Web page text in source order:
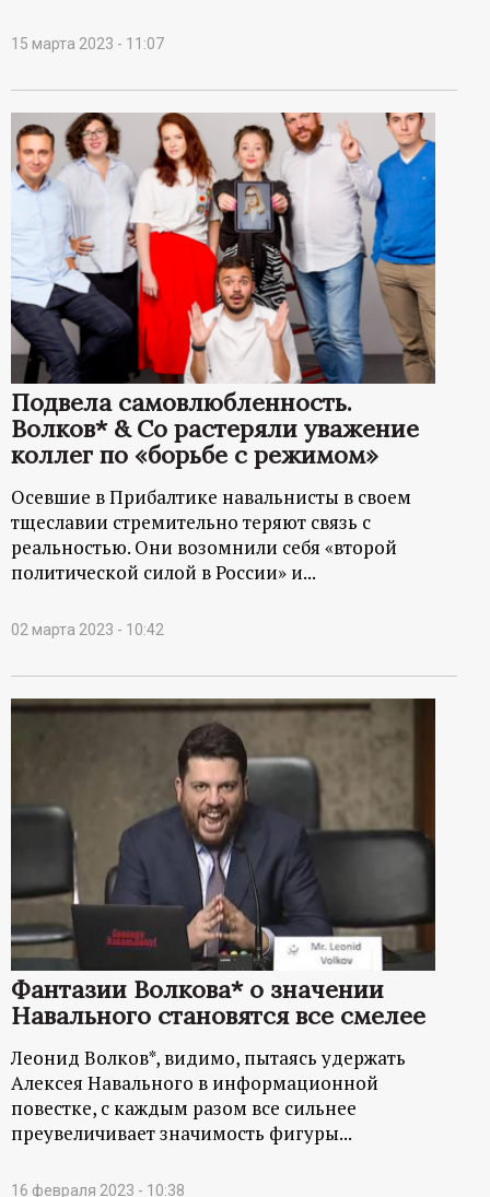
15 марта 2023 - 11:07
Подвела самовлюбленность.
Волков* & Co растеряли уважение
коллег по «борьбе с режимом»
Осевшие в Прибалтике навальнисты в своем
тщеславии стремительно теряют связь с
реальностью. Они возомнили себя «второй
политической силой в России» и...
02 марта 2023 - 10:42
Фантазии Волкова* о значении
Навального становятся все смелее
Леонид Волков*, видимо, пытаясь удержать
Алексея Навального в информационной
повестке, с каждым разом все сильнее
преувеличивает значимость фигуры...
16 февраля 2023 - 10:38